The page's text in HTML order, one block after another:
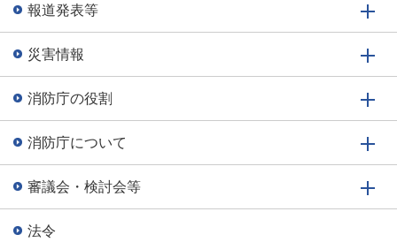
報道発表等
災害情報
消防庁の役割
消防庁について
審議会・検討会等
法令